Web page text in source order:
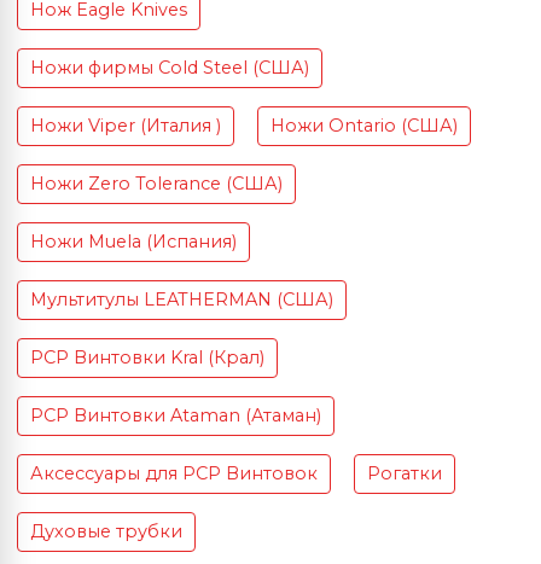
Нож Eagle Knives
Ножи фирмы Cold Steel (США)
Ножи Viper (Италия ) Ножи Ontario (США)
Ножи Zero Tolerance (США)
Ножи Muela (Испания)
Мультитулы LEATHERMAN (США)
PCP Винтовки Kral (Крал)
PCP Винтовки Ataman (Атаман)
Аксессуары для PCP Винтовок Рогатки
Духовые трубки